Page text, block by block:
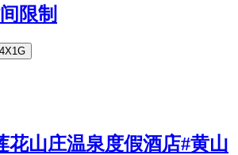
限制
花山庄温泉度假酒店#黄山